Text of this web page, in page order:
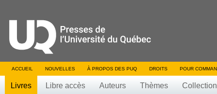
ACCUEIL NOUVELLES À PROPOS DES PUQ DROITS POUR
Livres Libre accès Auteurs Thèmes